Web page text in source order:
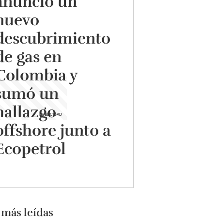
gas en
y
un
junto a
leídas